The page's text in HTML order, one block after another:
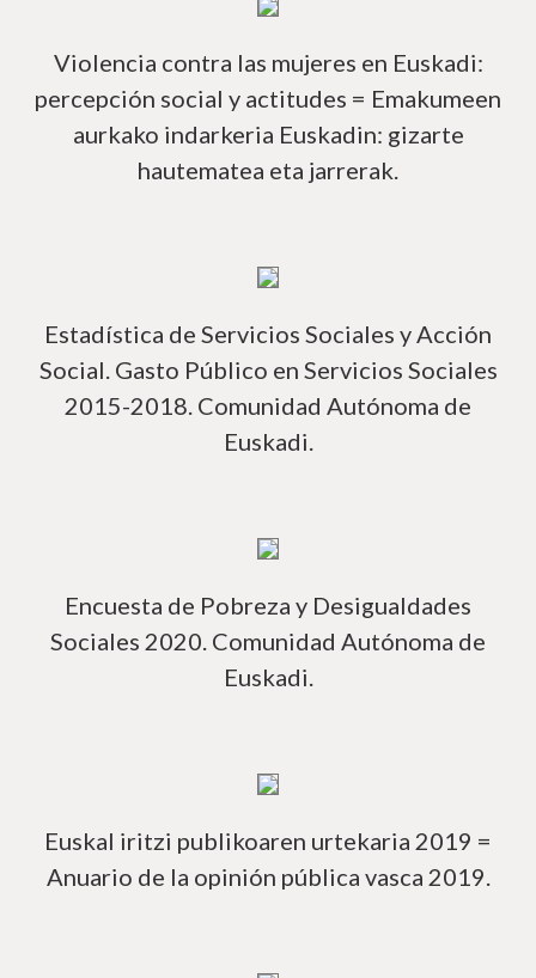
Violencia contra las mujeres en Euskadi:
percepción social y actitudes = Emakumeen
aurkako indarkeria Euskadin: gizarte
hautematea eta jarrerak.
Estadística de Servicios Sociales y Acción
Social. Gasto Público en Servicios Sociales
2015-2018. Comunidad Autónoma de
Euskadi.
Encuesta de Pobreza y Desigualdades
Sociales 2020. Comunidad Autónoma de
Euskadi.
Euskal iritzi publikoaren urtekaria 2019 =
Anuario de la opinión pública vasca 2019.